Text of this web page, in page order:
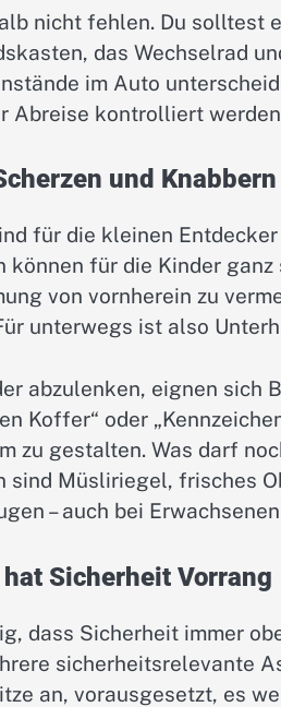
nicht fehlen. Du solltest
das Wechselrad
im Auto
Abreise kontrolliert
und
für die kleinen
können für die Kinder
von vornherein zu
unterwegs ist also
abzulenken, eignen sich
Koffer“ oder
zu gestalten. Was darf
sind Müsliriegel, frisches
– auch bei
Sicherheit Vorrang
dass Sicherheit immer
sicherheitsrelevante
an, vorausgesetzt, es